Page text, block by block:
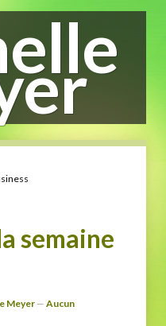
semaine
Meyer— Aucun